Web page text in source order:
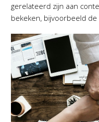
gerelateerd zijn aan
bekeken, bijvoorbeeld